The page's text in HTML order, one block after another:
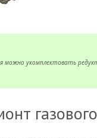
можно укомплектовать